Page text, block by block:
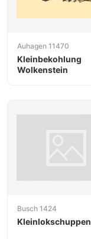
Auhagen 11470
Kleinbekohlung
Wolkenstein
Busch 1424
Kleinlokschuppen